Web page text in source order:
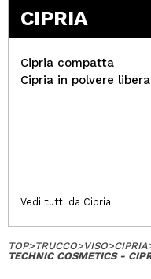
CIPRIA
Cipria compatta
Cipria in polvere libera
Vedi tutti da Cipria
TOP>TRUCCO>VISO>CIPRIA
TECHNIC COSMETICS -